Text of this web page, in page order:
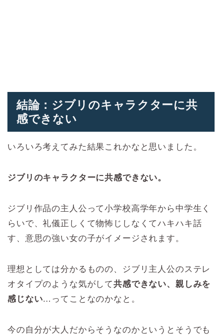
結論：ジブリのキャラクターに共
感できない
いろいろ考えてみた結果これかなと思いました。
ジブリのキャラクターに共感できない。
ジブリ作品の主人公って小学校高学年から中学生く
らいで、礼儀正しくて物怖じしなくてハキハキ話
す、意思の強い女の子がイメージされます。
理想としては分かるものの、ジブリ主人公のステレ
オタイプのような気がして共感できない、親しみを
感じない…ってことなのかなと。
今の自分が大人だからそうなのかというとそうでも